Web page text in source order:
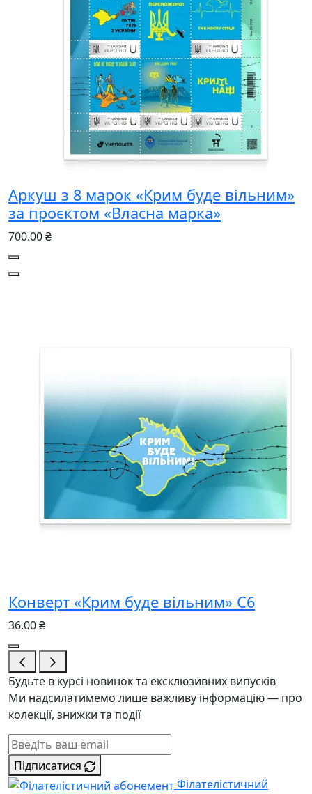
Аркуш з 8 марок «Крим буде вільним»
за проєктом «Власна марка»
700.00 ₴
Конверт «Крим буде вільним» С6
36.00 ₴
Будьте в курсі новинок та ексклюзивних випусків
Ми надсилатимемо лише важливу інформацію — про
колекції, знижки та події
Підписатися
Філателістичний